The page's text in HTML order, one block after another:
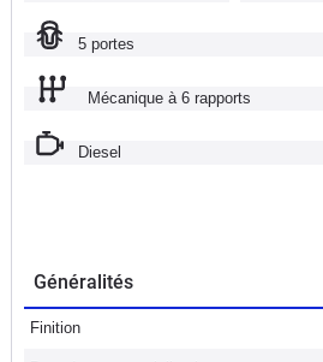
5 portes
Mécanique à 6 rapports
Diesel
Généralités
Finition